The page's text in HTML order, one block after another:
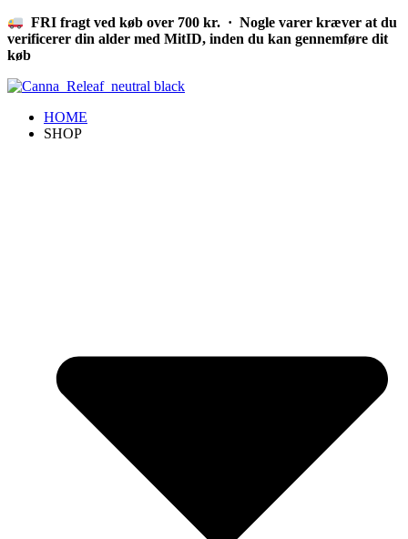
Videre
til
indhold
FRI fragt ved køb over 700 kr. · Nogle varer kræver at du
verificerer din alder med MitID, inden du kan gennemføre dit
køb
HOME
SHOP